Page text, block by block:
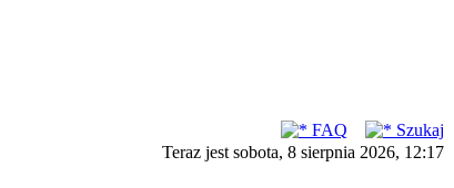
FAQ
Szukaj
Teraz jest sobota, 8 sierpnia 2026, 12:17